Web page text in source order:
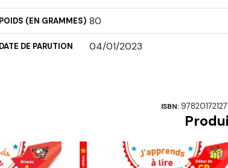
POIDS (EN GRAMMES) 80
DATE DE PARUTION 04/01/2023
ISBN: